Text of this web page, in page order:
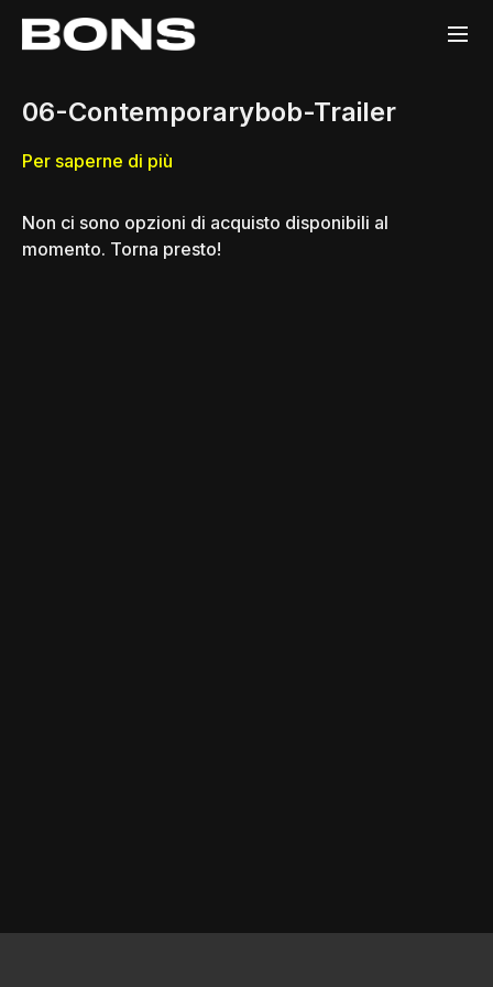
06-Contemporarybob-Trailer
Per saperne di più
Non ci sono opzioni di acquisto disponibili al
momento. Torna presto!